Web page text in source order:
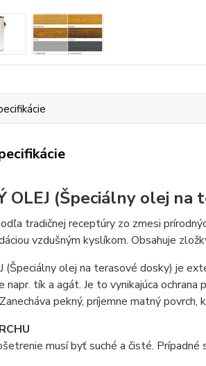
OLEJ (Špeciálny olej na
tradičnej receptúry zo zmesi
vzdušným kyslíkom. Obsahuje
(Špeciálny olej na terasové dosky) je
napr. tík a agát. Je to vynikajúca
pekný, príjemne matný
musí byť suché a čisté.